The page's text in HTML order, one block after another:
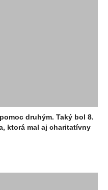
druhým. Taký bol 8.
ktorá mal aj charitatívny